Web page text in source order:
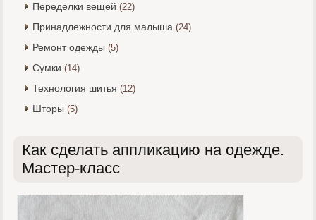
Переделки вещей (22)
Принадлежности для малыша (24)
Ремонт одежды (5)
Сумки (14)
Технология шитья (12)
Шторы (5)
Как сделать аппликацию на одежде.
Мастер-класс